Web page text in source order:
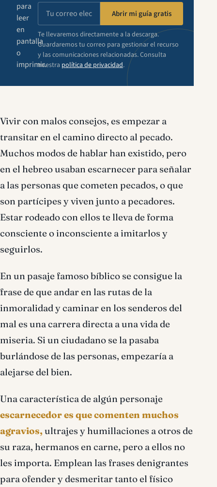
para
leer
en
pantalla
o
imprimir.
Abrir mi guía gratis
Te llevaremos directamente a la descarga.
Guardaremos tu correo para gestionar el recurso
y las comunicaciones relacionadas. Consulta
nuestra política de privacidad.
Vivir con malos consejos, es empezar a
transitar en el camino directo al pecado.
Muchos modos de hablar han existido, pero
en el hebreo usaban escarnecer para señalar
a las personas que cometen pecados, o que
son partícipes y viven junto a pecadores.
Estar rodeado con ellos te lleva de forma
consciente o inconsciente a imitarlos y
seguirlos.
En un pasaje famoso bíblico se consigue la
frase de que andar en las rutas de la
inmoralidad y caminar en los senderos del
mal es una carrera directa a una vida de
miseria. Si un ciudadano se la pasaba
burlándose de las personas, empezaría a
alejarse del bien.
Una característica de algún personaje
escarnecedor es que comenten muchos
agravios, ultrajes y humillaciones a otros de
su raza, hermanos en carne, pero a ellos no
les importa. Emplean las frases denigrantes
para ofender y desmeritar tanto el físico